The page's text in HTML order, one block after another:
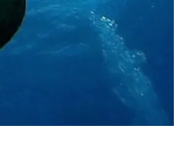
うする～
葬儀費用・生活費をおろした
にだんなさんが亡くなる前に
遺言状～
の取得費加算」
ときの特例
を受けるときの特例（贈与と
「土地保有特定会社」「株式